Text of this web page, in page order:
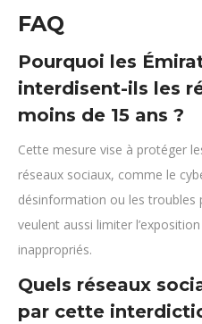
FAQ
Pourquoi les
interdisent-ils les
moins de 15 ans ?
Cette mesure vise à protéger
réseaux sociaux, comme le
désinformation ou les troubles
veulent aussi limiter
inappropriés.
Quels réseaux
par cette